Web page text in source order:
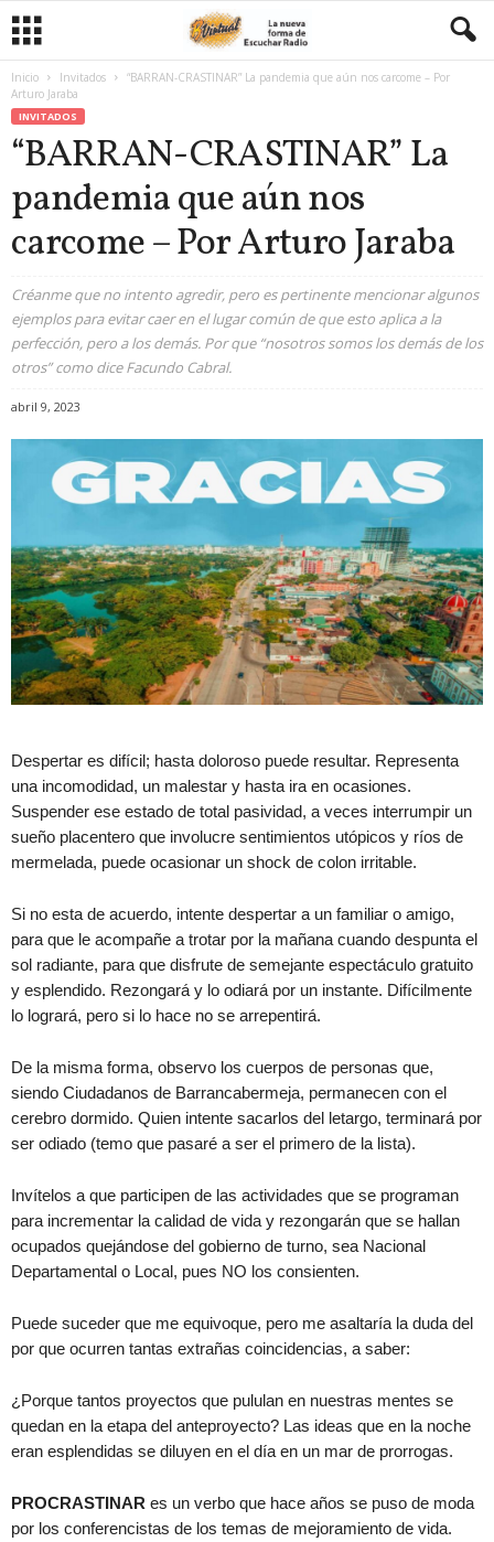
Inicio Invitados
“BARRAN-CRASTINAR” La pandemia que aún nos carcome – Por
Arturo Jaraba
INVITADOS
“BARRAN-CRASTINAR” La
pandemia que aún nos
carcome – Por Arturo Jaraba
Créanme que no intento agredir, pero es pertinente mencionar algunos
ejemplos para evitar caer en el lugar común de que esto aplica a la
perfección, pero a los demás. Por que “nosotros somos los demás de los
otros” como dice Facundo Cabral.
abril 9, 2023
Despertar es difícil; hasta doloroso puede resultar. Representa
una incomodidad, un malestar y hasta ira en ocasiones.
Suspender ese estado de total pasividad, a veces interrumpir un
sueño placentero que involucre sentimientos utópicos y ríos de
mermelada, puede ocasionar un shock de colon irritable.
Si no esta de acuerdo, intente despertar a un familiar o amigo,
para que le acompañe a trotar por la mañana cuando despunta el
sol radiante, para que disfrute de semejante espectáculo gratuito
y esplendido. Rezongará y lo odiará por un instante. Difícilmente
lo logrará, pero si lo hace no se arrepentirá.
De la misma forma, observo los cuerpos de personas que,
siendo Ciudadanos de Barrancabermeja, permanecen con el
cerebro dormido. Quien intente sacarlos del letargo, terminará por
ser odiado (temo que pasaré a ser el primero de la lista).
Invítelos a que participen de las actividades que se programan
para incrementar la calidad de vida y rezongarán que se hallan
ocupados quejándose del gobierno de turno, sea Nacional
Departamental o Local, pues NO los consienten.
Puede suceder que me equivoque, pero me asaltaría la duda del
por que ocurren tantas extrañas coincidencias, a saber:
¿Porque tantos proyectos que pululan en nuestras mentes se
quedan en la etapa del anteproyecto? Las ideas que en la noche
eran esplendidas se diluyen en el día en un mar de prorrogas.
PROCRASTINAR es un verbo que hace años se puso de moda
por los conferencistas de los temas de mejoramiento de vida.